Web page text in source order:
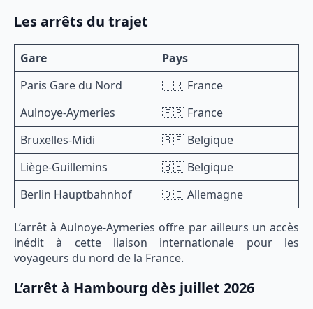
Les arrêts du trajet
Gare
Pays
Paris Gare du Nord
🇫🇷 France
Aulnoye-Aymeries
🇫🇷 France
Bruxelles-Midi
🇧🇪 Belgique
Liège-Guillemins
🇧🇪 Belgique
Berlin Hauptbahnhof
🇩🇪 Allemagne
L’arrêt à Aulnoye-Aymeries offre par ailleurs un accès
inédit à cette liaison internationale pour les
voyageurs du nord de la France.
L’arrêt à Hambourg dès juillet 2026